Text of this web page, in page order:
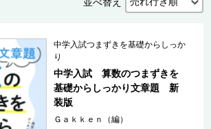
中学入試つまずきを基礎からしっか
り
中学入試 算数のつまずきを
基礎からしっかり文章題 新
装版
Ｇａｋｋｅｎ（編）